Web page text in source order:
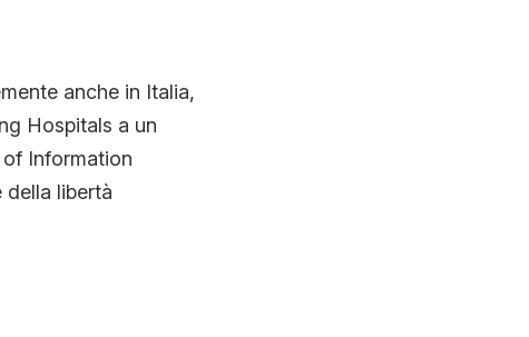
anche in Italia,
Hospitals a un
Information
libertà